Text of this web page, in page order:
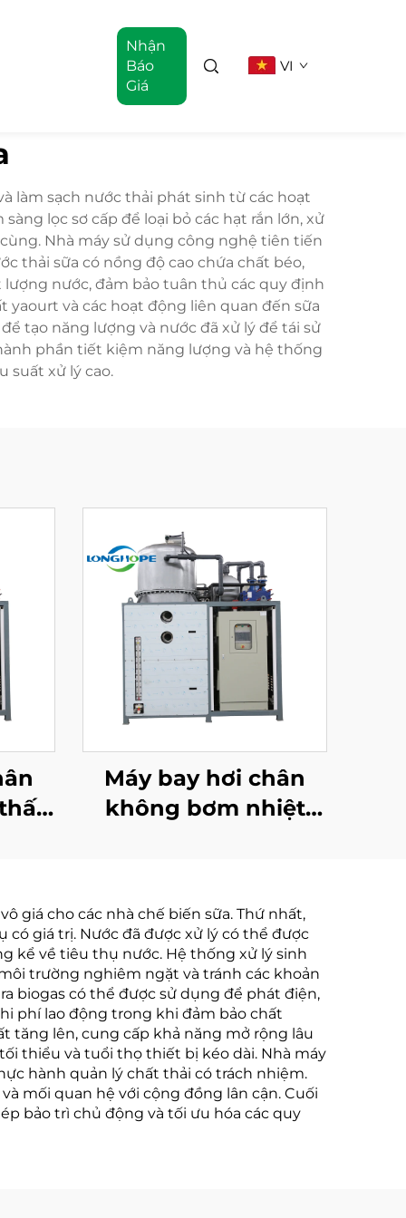
Nhận
Báo
Giá
VI
làm sạch nước thải phát sinh từ các hoạt
lọc sơ cấp để loại bỏ các hạt rắn lớn, xử
Nhà máy sử dụng công nghệ tiên tiến
thải sữa có nồng độ cao chứa chất béo,
nước, đảm bảo tuân thủ các quy định
yaourt và các hoạt động liên quan đến sữa
tạo năng lượng và nước đã xử lý để tái sử
phần tiết kiệm năng lượng và hệ thống
suất xử lý cao.
Máy bay hơi chân
không bơm nhiệt
giá cho các nhà chế biến sữa. Thứ nhất,
giá trị. Nước đã được xử lý có thể được
kể về tiêu thụ nước. Hệ thống xử lý sinh
trường nghiêm ngặt và tránh các khoản
biogas có thể được sử dụng để phát điện,
phí lao động trong khi đảm bảo chất
tăng lên, cung cấp khả năng mở rộng lâu
thiểu và tuổi thọ thiết bị kéo dài. Nhà máy
hành quản lý chất thải có trách nhiệm.
mối quan hệ với cộng đồng lân cận. Cuối
bảo trì chủ động và tối ưu hóa các quy